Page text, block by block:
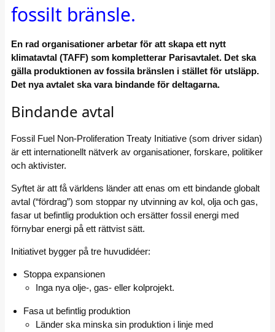
fossilt bränsle.
En rad organisationer arbetar för att skapa ett nytt
klimatavtal (TAFF) som kompletterar Parisavtalet. Det ska
gälla produktionen av fossila bränslen i stället för utsläpp.
Det nya avtalet ska vara bindande för deltagarna.
Bindande avtal
Fossil Fuel Non-Proliferation Treaty Initiative (som driver sidan)
är ett internationellt nätverk av organisationer, forskare, politiker
och aktivister.
Syftet är att få världens länder att enas om ett bindande globalt
avtal (“fördrag”) som stoppar ny utvinning av kol, olja och gas,
fasar ut befintlig produktion och ersätter fossil energi med
förnybar energi på ett rättvist sätt.
Initiativet bygger på tre huvudidéer:
Stoppa expansionen
Inga nya olje-, gas- eller kolprojekt.
Fasa ut befintlig produktion
Länder ska minska sin produktion i linje med